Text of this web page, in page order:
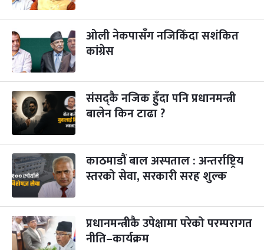
ओली नेकपासँग नजिकिँदा सशंकित
कांग्रेस
संसद्कै नजिक हुँदा पनि प्रधानमन्त्री
बालेन किन टाढा ?
काठमाडौं बाल अस्पताल : अन्तर्राष्ट्रिय
स्तरको सेवा, सरकारी सरह शुल्क
प्रधानमन्त्रीकै उपेक्षामा परेको परम्परागत
नीति–कार्यक्रम